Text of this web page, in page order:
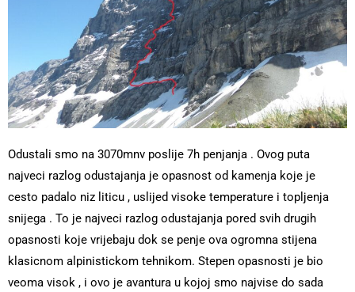
Odustali smo na 3070mnv poslije 7h penjanja . Ovog puta
najveci razlog odustajanja je opasnost od kamenja koje je
cesto padalo niz liticu , uslijed visoke temperature i topljenja
snijega . To je najveci razlog odustajanja pored svih drugih
opasnosti koje vrijebaju dok se penje ova ogromna stijena
klasicnom alpinistickom tehnikom. Stepen opasnosti je bio
veoma visok , i ovo je avantura u kojoj smo najvise do sada